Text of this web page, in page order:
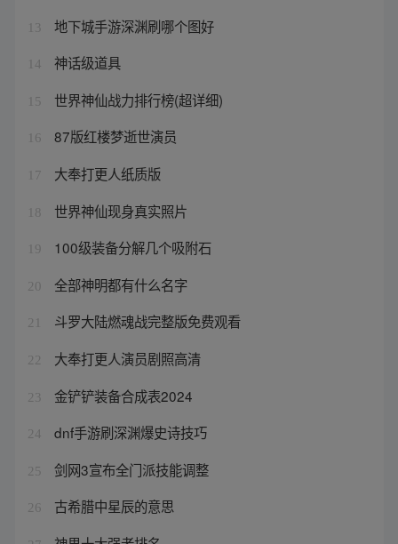
13 地下城手游深渊刷哪个图好
14 神话级道具
15 世界神仙战力排行榜(超详细)
16 87版红楼梦逝世演员
17 大奉打更人纸质版
18 世界神仙现身真实照片
19 100级装备分解几个吸附石
20 全部神明都有什么名字
21 斗罗大陆燃魂战完整版免费观看
22 大奉打更人演员剧照高清
23 金铲铲装备合成表2024
24 dnf手游刷深渊爆史诗技巧
25 剑网3宣布全门派技能调整
26 古希腊中星辰的意思